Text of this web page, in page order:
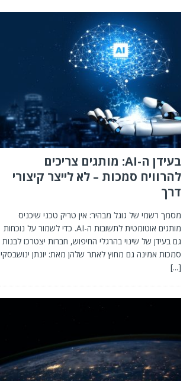
בעידן ה-AI: מותגים צריכים
להרוויח סמכות – לא לייצר קיצורי
דרך
מסמך רשמי של גוגל מבהיר: אין טריק טכני שיכניס
מותגים אוטומטית לתשובות ה-AI. כדי לשמור על נוכחות
גם בעידן של שינוי בהרגלי החיפוש, חברות יצטרכו לבנות
סמכות אמינה גם מחוץ לאתר שלהן מאת: יונתן ינושבסקי
[...]